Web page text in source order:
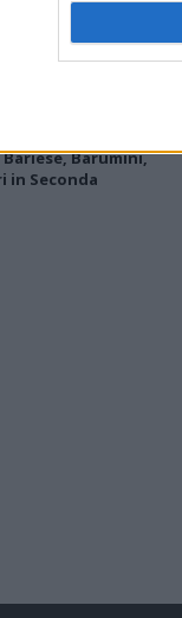
senza
giusta
Giusta, Silanus
Barumini,
in Seconda